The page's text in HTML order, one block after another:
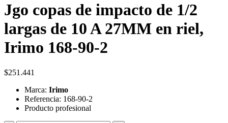
Jgo copas de impacto de 1/2
largas de 10 A 27MM en riel,
Irimo 168-90-2
$251.441
Marca: Irimo
Referencia: 168-90-2
Producto profesional